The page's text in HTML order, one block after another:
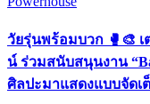
วัยรุ่นพร้อมบวก 🥊🎨
น์ ร่วมสนับสนุนงาน
ศิลปะมาแสดงแบบจัดเ